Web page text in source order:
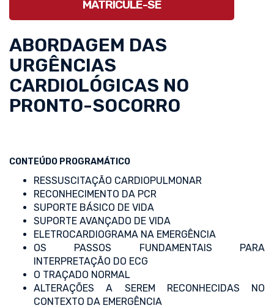
MATRICULE-SE
ABORDAGEM DAS
URGÊNCIAS
CARDIOLÓGICAS NO
PRONTO-SOCORRO
CONTEÚDO PROGRAMÁTICO
RESSUSCITAÇÃO CARDIOPULMONAR
RECONHECIMENTO DA PCR
SUPORTE BÁSICO DE VIDA
SUPORTE AVANÇADO DE VIDA
ELETROCARDIOGRAMA NA EMERGÊNCIA
OS PASSOS FUNDAMENTAIS PARA
INTERPRETAÇÃO DO ECG
O TRAÇADO NORMAL
ALTERAÇÕES A SEREM RECONHECIDAS NO
CONTEXTO DA EMERGÊNCIA